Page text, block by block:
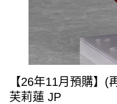
【26年11月預購】(
芙莉蓮 JP